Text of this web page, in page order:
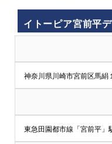
イトーピア宮前平
神奈川県川崎市宮前区馬絹
東急田園都市線「宮前平